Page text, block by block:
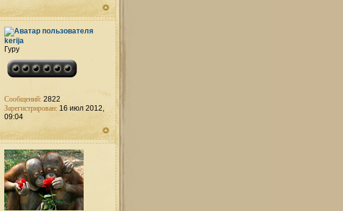
kerija
Гуру
Сообщений: 2822
Зарегистрирован: 16 июл 2012,
09:04